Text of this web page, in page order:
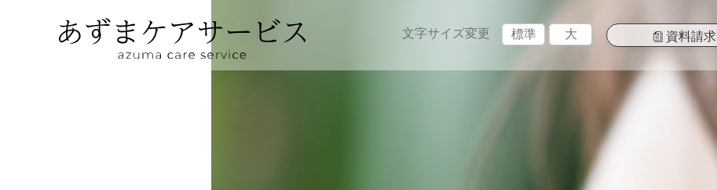
文字サイズ変更 標準 大 資料請求